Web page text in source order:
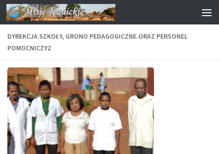
Przejdź do treści
DYREKCJA SZKOŁY, GRONO PEDAGOGICZNE.ORAZ PERSONEL
POMOCNICZY2